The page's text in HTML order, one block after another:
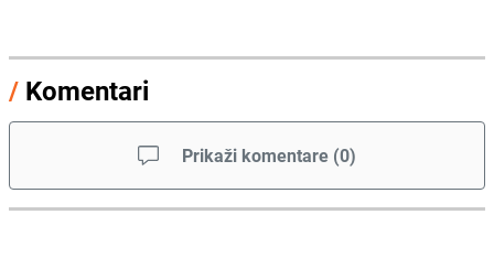
/ Komentari
Prikaži komentare (0)